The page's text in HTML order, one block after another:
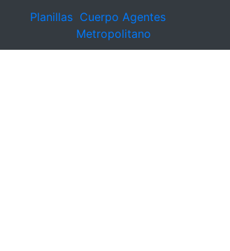
Planillas Cuerpo Agentes
Metropolitano